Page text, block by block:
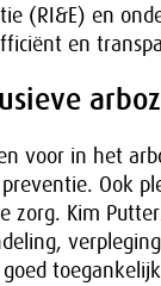
(RI&E) en
en
voor in het
Ook
zorg. Kim